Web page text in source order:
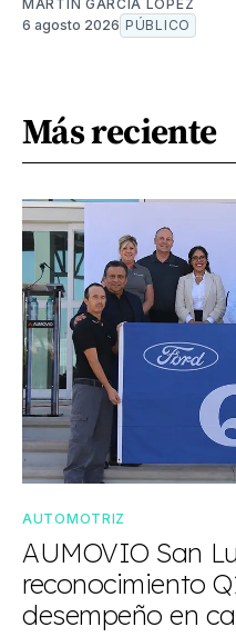
MARTÍN GARCÍA LÓPEZ
6 agosto 2026 PÚBLICO
Más reciente
AUTOMOTRIZ
AUMOVIO San
reconocimiento
desempeño en